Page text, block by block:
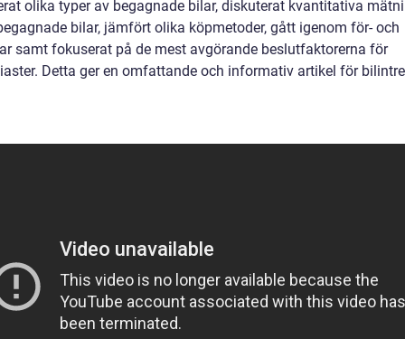
olika typer av begagnade bilar, diskuterat kvantitativa
bilar, jämfört olika köpmetoder, gått igenom för- och
samt fokuserat på de mest avgörande beslutfaktorerna för
Detta ger en omfattande och informativ artikel för